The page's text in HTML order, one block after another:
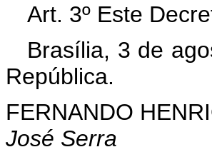
Art. 3º Este
Brasília, 3 de
República.
FERNANDO
José Serra